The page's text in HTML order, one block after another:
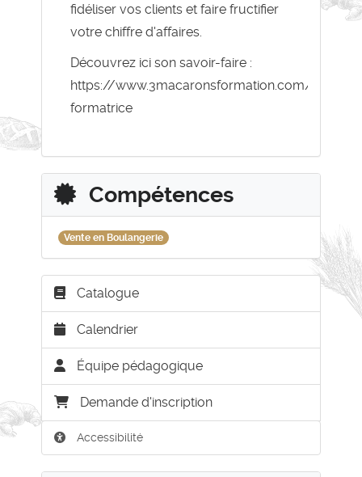
fidéliser vos clients et faire fructifier
votre chiffre d'affaires.
Découvrez ici son savoir-faire :
https://www.3macaronsformation.com/la-
formatrice
Compétences
Vente en Boulangerie
Catalogue
Calendrier
Équipe pédagogique
Demande d'inscription
Accessibilité